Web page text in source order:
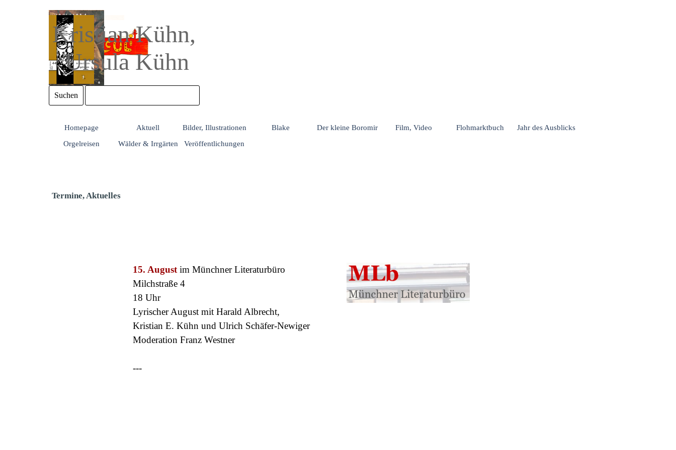
Kristian Kühn,
Ursula Kühn
Suchen
Menü überspringen
Homepage Aktuell Bilder, Illustrationen Blake Der kleine Boromir Film, Video Flohmarktbuch
Jahr des Ausblicks
Orgelreisen
Wälder & Irrgärten Veröffentlichungen
Termine, Aktuelles
15. August im Münchner Literaturbüro
Milchstraße 4
18 Uhr
Lyrischer August mit Harald Albrecht,
Kristian E. Kühn und Ulrich Schäfer-Newiger
Moderation Franz Westner
---